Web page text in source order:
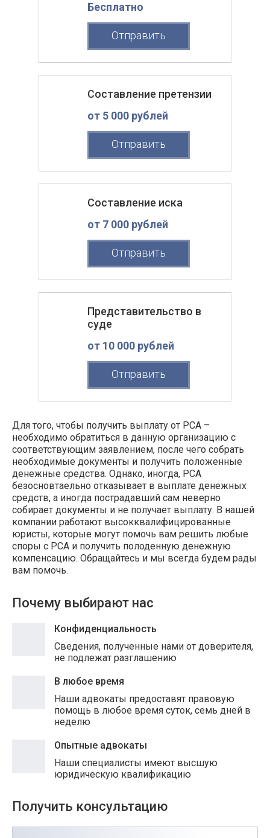
Бесплатно
Отправить
Составление претензии
от 5 000 рублей
Отправить
Составление иска
от 7 000 рублей
Отправить
Представительство в
суде
от 10 000 рублей
Отправить
Для того, чтобы получить выплату от РСА –
необходимо обратиться в данную организацию с
соответствующим заявлением, после чего собрать
необходимые документы и получить положенные
денежные средства. Однако, иногда, РСА
безосновтаельно отказывает в выплате денежных
средств, а иногда пострадавший сам неверно
собирает документы и не получает выплату. В нашей
компании работают высокквалифицированные
юристы, которые могут помочь вам решить любые
споры с РСА и получить полоденную денежную
компенсацию. Обращайтесь и мы всегда будем рады
вам помочь.
Почему выбирают нас
Конфиденциальность
Сведения, полученные нами от доверителя,
не подлежат разглашению
В любое время
Наши адвокаты предоставят правовую
помощь в любое время суток, семь дней в
неделю
Опытные адвокаты
Наши специалисты имеют высшую
юридическую квалификацию
Получить консультацию